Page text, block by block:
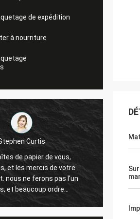
de expédition
à nourriture
Parade de Linda
en boîte est mes de
bonnes, et très bien
vous maintiendrai dans le
de